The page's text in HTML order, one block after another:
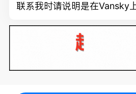
联系我时请说明是在Vansky